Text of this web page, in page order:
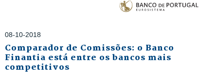
08-10-2018
Comparador de Comissões: o Banco
Finantia está entre os bancos mais
competitivos